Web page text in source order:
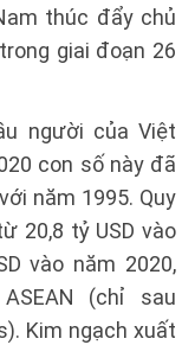
thúc đẩy chủ
giai đoạn 26
người của Việt
con số này đã
năm 1995. Quy
20,8 tỷ USD vào
vào năm 2020,
(chỉ sau
Kim ngạch xuất